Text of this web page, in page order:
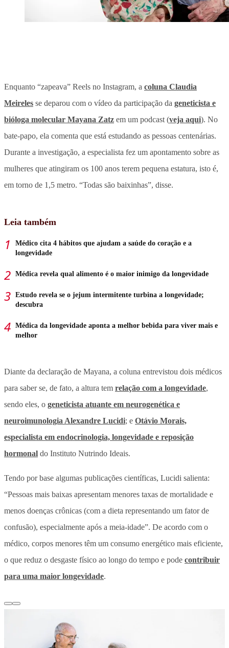
Enquanto “zapeava” Reels no Instagram, a coluna Claudia
Meireles se deparou com o vídeo da participação da geneticista e
bióloga molecular Mayana Zatz em um podcast (veja aqui). No
bate-papo, ela comenta que está estudando as pessoas centenárias.
Durante a investigação, a especialista fez um apontamento sobre as
mulheres que atingiram os 100 anos terem pequena estatura, isto é,
em torno de 1,5 metro. “Todas são baixinhas”, disse.
Leia também
Médico cita 4 hábitos que ajudam a saúde do coração e a
longevidade
Médica revela qual alimento é o maior inimigo da longevidade
Estudo revela se o jejum intermitente turbina a longevidade;
descubra
Médica da longevidade aponta a melhor bebida para viver mais e
melhor
Diante da declaração de Mayana, a coluna entrevistou dois médicos
para saber se, de fato, a altura tem relação com a longevidade,
sendo eles, o geneticista atuante em neurogenética e
neuroimunologia Alexandre Lucidi; e Otávio Morais,
especialista em endocrinologia, longevidade e reposição
hormonal do Instituto Nutrindo Ideais.
Tendo por base algumas publicações científicas, Lucidi salienta:
“Pessoas mais baixas apresentam menores taxas de mortalidade e
menos doenças crônicas (com a dieta representando um fator de
confusão), especialmente após a meia-idade”. De acordo com o
médico, corpos menores têm um consumo energético mais eficiente,
o que reduz o desgaste físico ao longo do tempo e pode contribuir
para uma maior longevidade.